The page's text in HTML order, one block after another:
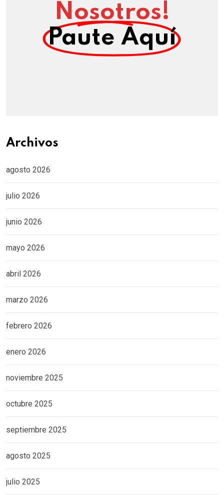
Nosotros!
Paute Aquí
Archivos
agosto 2026
julio 2026
junio 2026
mayo 2026
abril 2026
marzo 2026
febrero 2026
enero 2026
noviembre 2025
octubre 2025
septiembre 2025
agosto 2025
julio 2025